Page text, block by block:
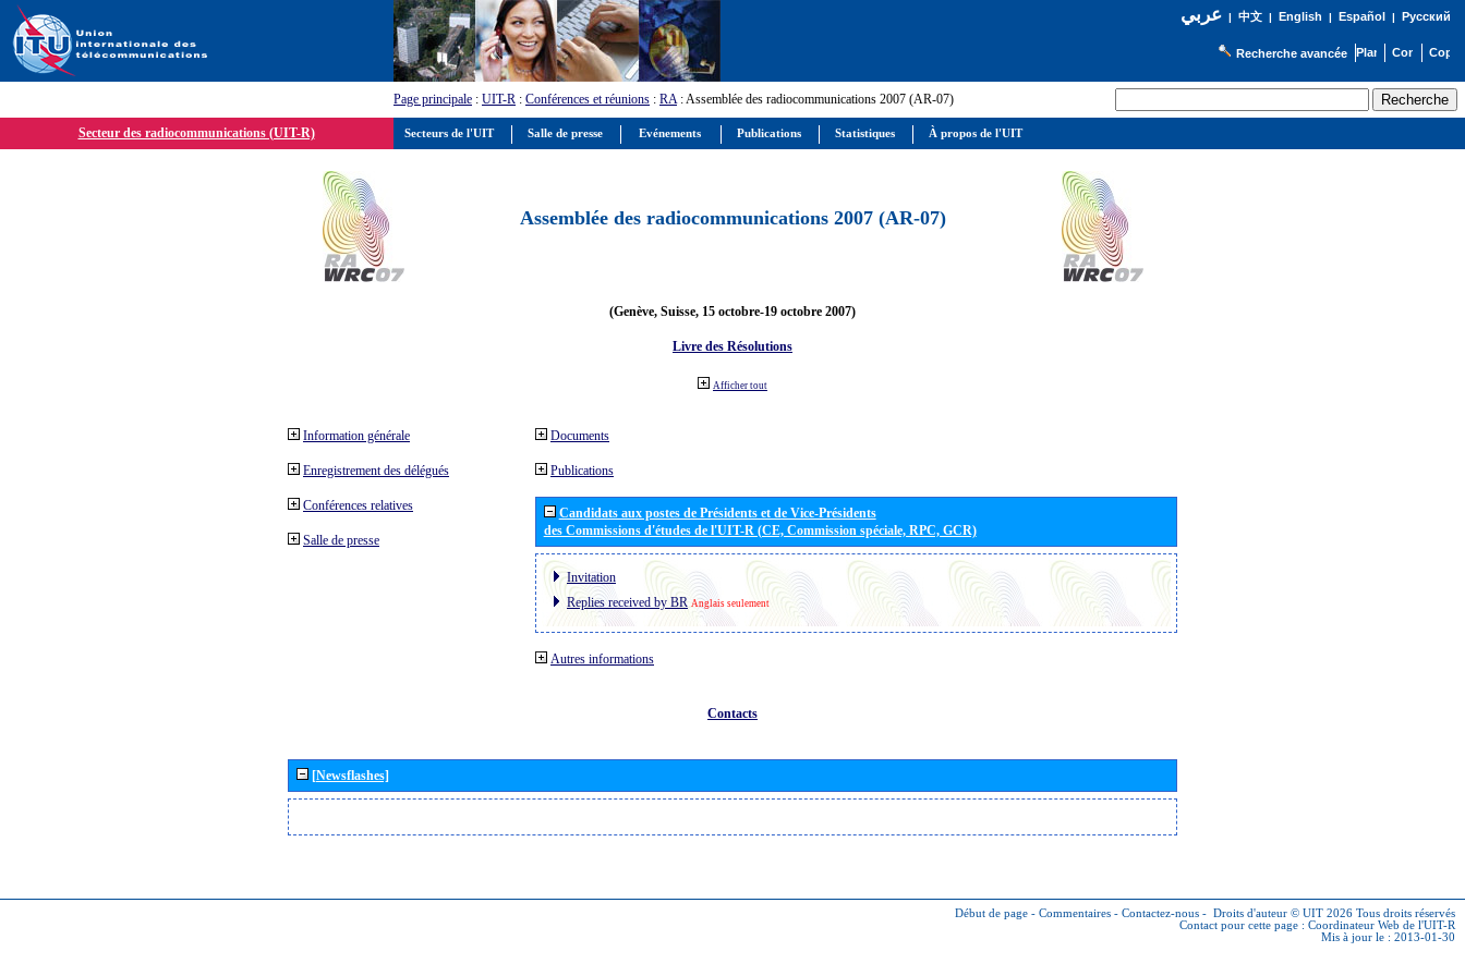
عربي| 中文| English | Español | Русский
Recherche avancée
Page principale : UIT-R : Conférences et réunions : RA: Assemblée des radiocommunications 2007 (AR-07)
Secteur des radiocommunications (UIT-R)
Assemblée des radiocommunications 2007 (AR-07)
(Genève, Suisse, 15 octobre-19 octobre 2007)
Livre des Résolutions
Afficher tout
Information générale
Enregistrement des délégués
Conférences relatives
Salle de presse
Documents
Publications
Candidats aux postes de Présidents et de Vice-Présidents
des Commissions d'études de l'UIT-R (CE, Commission spéciale, RPC, GCR)
Invitation
Replies received by BR Anglais seulement
Autres informations
Contacts
[Newsflashes]
Début de page - Commentaires - Contactez-nous - Droits d'auteur © UIT 2026 Tous droits réservés
Contact pour cette page : Coordinateur Web de l'UIT-R
Mis à jour le : 2013-01-30
Secteurs de l'UIT Salle de presse Evénements Publications Statistiques À propos de l'UIT